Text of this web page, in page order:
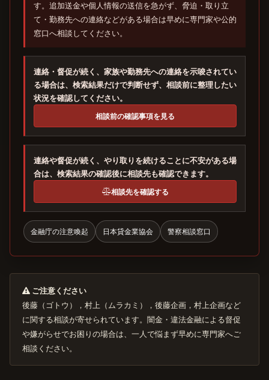
す。追加送金や個人情報の送信を急がず、脅迫・取り立
て・勤務先への連絡などがある場合は早めに専門家や公的
窓口へ相談してください。
連絡・督促が続く、家族や勤務先への連絡を示唆されてい
る場合は、検索結果だけで判断せず、相談前に整理したい
状況を確認してください。
相談前の確認事項を見る
連絡や督促が続く、やり取りを続けることに不安がある場
合は、検索結果の確認後に相談先も確認できます。
相談先を確認する
金融庁の注意喚起 日本貸金業協会 警察相談窓口
ご注意ください
後藤（ゴトウ），村上（ムラカミ），後藤企画，村上企画など
に関する相談が寄せられています。闇金・違法金融による督促
や嫌がらせでお困りの場合は、一人で悩まず早めに専門家へご
相談ください。